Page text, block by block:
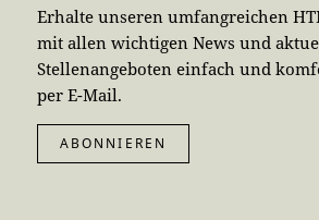
Erhalte unseren umfangreichen
mit allen wichtigen News und
Stellenangeboten einfach und
per E-Mail.
ABONNIEREN